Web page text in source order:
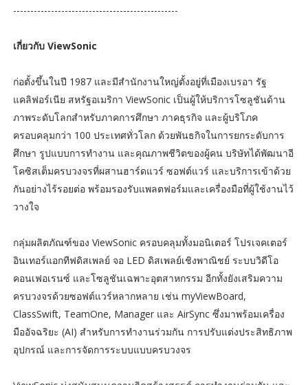
------------------------------------------------
เกี่ยวกับ ViewSonic
ก่อตั้งขึ้นในปี 1987 และมีสำนักงานใหญ่ตั้งอยู่ที่เมืองเบรอา รัฐ
แคลิฟอร์เนีย สหรัฐอเมริกา ViewSonic เป็นผู้ให้บริการโซลูชันด้าน
ภาพระดับโลกสำหรับภาคการศึกษา ภาคธุรกิจ และผู้บริโภค
ครอบคลุมกว่า 100 ประเทศทั่วโลก ด้วยพันธกิจในการยกระดับการ
ศึกษา รูปแบบการทำงาน และคุณภาพชีวิตของผู้คน บริษัทได้พัฒนาอี
โคซิสเต็มครบวงจรที่ผสานฮาร์ดแวร์ ซอฟต์แวร์ และบริการเข้าด้วย
กันอย่างไร้รอยต่อ พร้อมรองรับแพลตฟอร์มและเครื่องมือที่ผู้ใช้งานไว้
วางใจ
กลุ่มผลิตภัณฑ์ของ ViewSonic ครอบคลุมทั้งมอนิเตอร์ โปรเจคเตอร์
อินเทอร์แอกทีฟดิสเพลย์ จอ LED ดิสเพลย์เชิงพาณิชย์ ระบบวิดีโอ
คอนเฟอเรนซ์ และโซลูชันเฉพาะอุตสาหกรรม อีกทั้งยังเสริมความ
ครบวงจรด้วยซอฟต์แวร์หลากหลาย เช่น myViewBoard,
ClassSwift, TeamOne, Manager และ AirSync ซึ่งมาพร้อมเครื่อง
มืออัจฉริยะ (AI) สำหรับการทำงานร่วมกัน การปรับแต่งประสิทธิภาพ
อุปกรณ์ และการจัดการระบบแบบครบวงจร